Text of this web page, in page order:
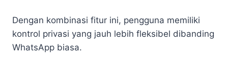
Dengan kombinasi fitur ini, pengguna memiliki
kontrol privasi yang jauh lebih fleksibel dibanding
WhatsApp biasa.